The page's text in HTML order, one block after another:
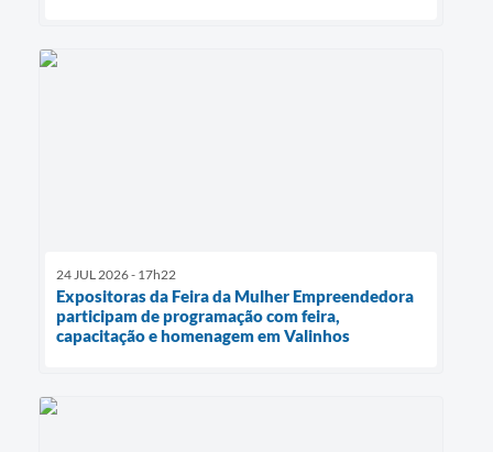
24 JUL 2026 - 17h22
Expositoras da Feira da Mulher Empreendedora
participam de programação com feira,
capacitação e homenagem em Valinhos